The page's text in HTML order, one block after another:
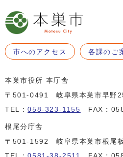
市へのアクセス 各課のご
本巣市役所 本庁舎
〒501-0491 岐阜県本巣市早野
TEL：058-323-1155 FAX：
根尾分庁舎
〒501-1592 岐阜県本巣市根尾